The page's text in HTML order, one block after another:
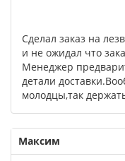
Сделал заказ на
и не ожидал что
Менеджер
детали
молодцы,так
Максим